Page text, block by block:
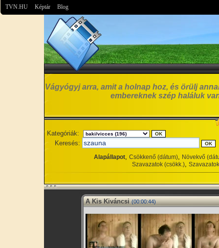
TVN.HU Képtár Blog
Vágyógyj arra, amit a holnap hoz, és örülj
embereknek szép haláluk
Kategóriák:
Keresés:
Alapállapot, Csökkenő (dátum), Növekvő
Szavazatok (csökk.),
A Kis Kiváncsi (00:00:44)